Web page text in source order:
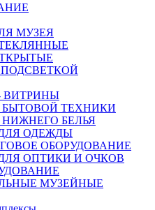
МУЗЕЯ
ВИТРИНЫ
ТЕХНИКИ
БЕЛЬЯ
ОДЕЖДЫ
ОБОРУДОВАНИЕ
ОПТИКИ И ОЧКОВ
МУЗЕЙНЫЕ